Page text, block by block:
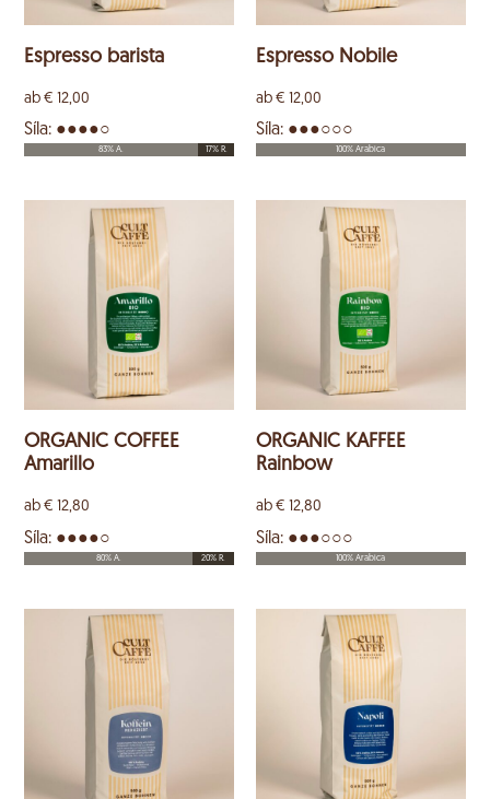
Espresso barista
ab€ 12,00
Síla: ●●●●○
83% A. 17% R.
Espresso Nobile
ab € 12,00
Síla: ●●●○○○
100% Arabica
ORGANIC COFFEE
Amarillo
ab€ 12,80
Síla: ●●●●○
80% A. 20% R.
ORGANIC KAFFEE
Rainbow
ab € 12,80
Síla: ●●●○○○
100% Arabica